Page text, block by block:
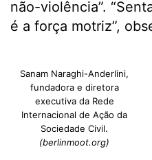
não-violência”.
é a força motriz”,
Sanam Naraghi-Anderlini,
fundadora e diretora
executiva da Rede
Internacional de Ação da
Sociedade Civil.
(berlinmoot.org)